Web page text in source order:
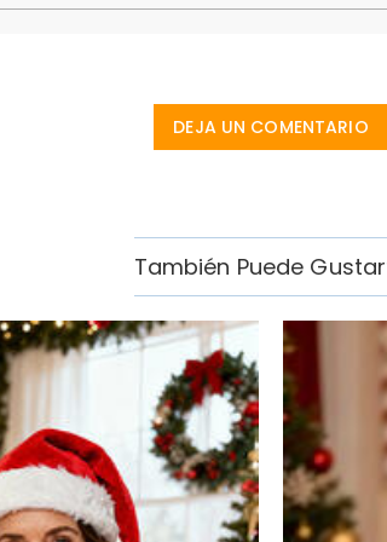
DEJA UN COMENTARIO
También Puede